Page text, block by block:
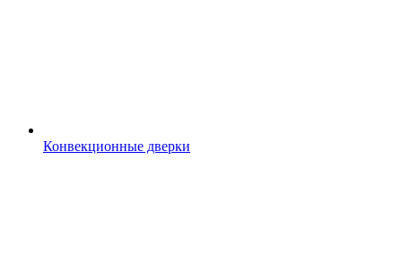
Конвекционные дверки